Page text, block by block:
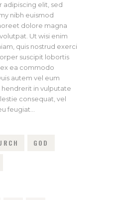
adipiscing elit, sed
nibh euismod
dolore magna
Ut wisi enim
quis nostrud exerci
suscipit lobortis
ea commodo
autem vel eum
hendrerit in vulputate
consequat, vel
feugiat…
GOD